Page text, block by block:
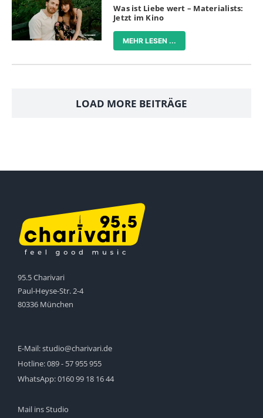
Was ist Liebe wert – Materialists:
Jetzt im Kino
MEHR LESEN ...
LOAD MORE BEITRÄGE
95.5 Charivari
Paul-Heyse-Str. 2-4
80336 München
E-Mail:studio@charivari.de
Hotline:089 - 57 955 955
WhatsApp:0160 99 18 16 44
Mail ins Studio